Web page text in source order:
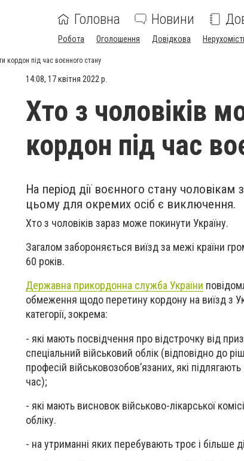
Головна Новини
Робота Оголошення Довідкова
кордон під час воєнного стану
14:08, 17 квітня 2022 р.
Хто з чоловіків
кордон під час
На період дії воєнного стану
цьому для окремих осіб є виключення.
Хто з чоловіків зараз може покинути Україну.
Загалом забороняється виїзд за межі країни
60 років.
Державна прикордонна служба України
обмеження щодо перетину кордону на виїзд з
категорії, зокрема:
- які мають посвідчення про відстрочку від
спеціальний військовий облік (відповідно до
професій військовозобов’язаних, які
час);
- які мають висновок військово-лікарської
обліку.
- на утриманні яких перебувають троє і більше